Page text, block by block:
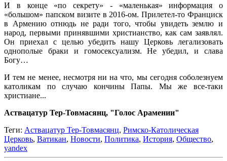
И в конце «по секрету» - «маленькая» информация о
«большом» папском визите в 2016-ом. Прилетел-то Франциск
в Армению отнюдь не ради того, чтобы увидеть землю и
народ, первыми принявшими христианство, как сам заявлял.
Он приехал с целью убедить нашу Церковь легализовать
однополые браки и гомосексуализм. Не убедил, и слава
Богу…
И тем не менее, несмотря ни на что, мы сегодня соболезнуем
католикам по случаю кончины Папы. Мы же все-таки
христиане...
Аствацатур Тер-Товмасянц, "Голос Арамении"
Теги: Аствацатур Тер-Товмасянц, Римско-Католическая
Церковь, Ватикан, Новости, Политика, История, Общество,
yandex